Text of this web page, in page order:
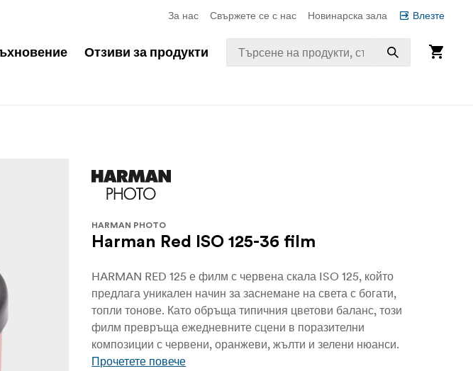
За нас Свържете се с нас Новинарска зала Влезте
Отзиви за продукти
HARMAN PHOTO
Harman Red ISO 125-36 film
HARMAN RED 125 е филм с червена скала ISO 125, който
предлага уникален начин за заснемане на света с богати,
топли тонове. Като обръща типичния цветови баланс, този
филм превръща ежедневните сцени в поразителни
композиции с червени, оранжеви, жълти и зелени нюанси.
Прочетете повече